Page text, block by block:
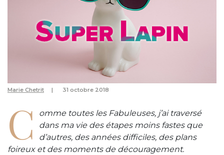
Marie Chetrit 31 octobre 2018
C
omme toutes les Fabuleuses, j’ai traversé
dans ma vie des étapes moins fastes que
d’autres, des années difficiles, des plans
foireux et des moments de découragement.